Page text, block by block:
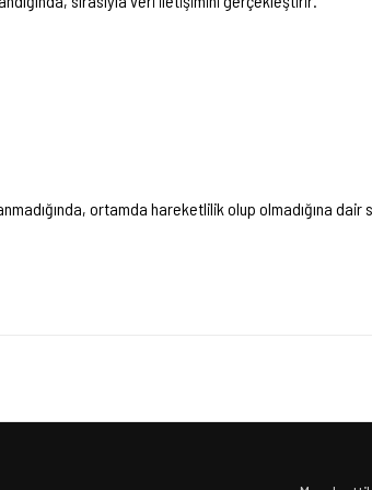
ortamda hareketlilik olup olmadığına dair